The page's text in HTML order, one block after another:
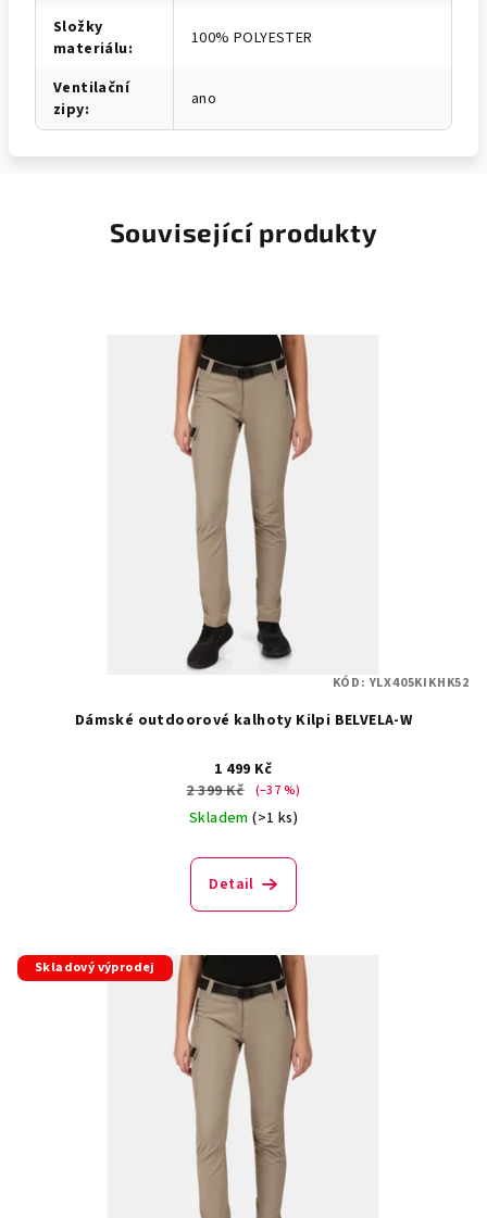
Složky
materiálu: 100% POLYESTER
Ventilační
zipy: ano
Související produkty
Dámské outdoorové kalhoty Kilpi BELVELA-W
1 499 Kč
2 399 Kč
(–37 %)
Skladem(>1 ks)
Detail
KÓD: YLX405KIKHK52
Skladový výprodej